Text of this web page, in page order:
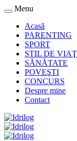
Menu
Acasă
PARENTING
SPORT
STIL DE
SĂNĂTATE
POVEŞTI
CONCURS
Despre mine
Contact